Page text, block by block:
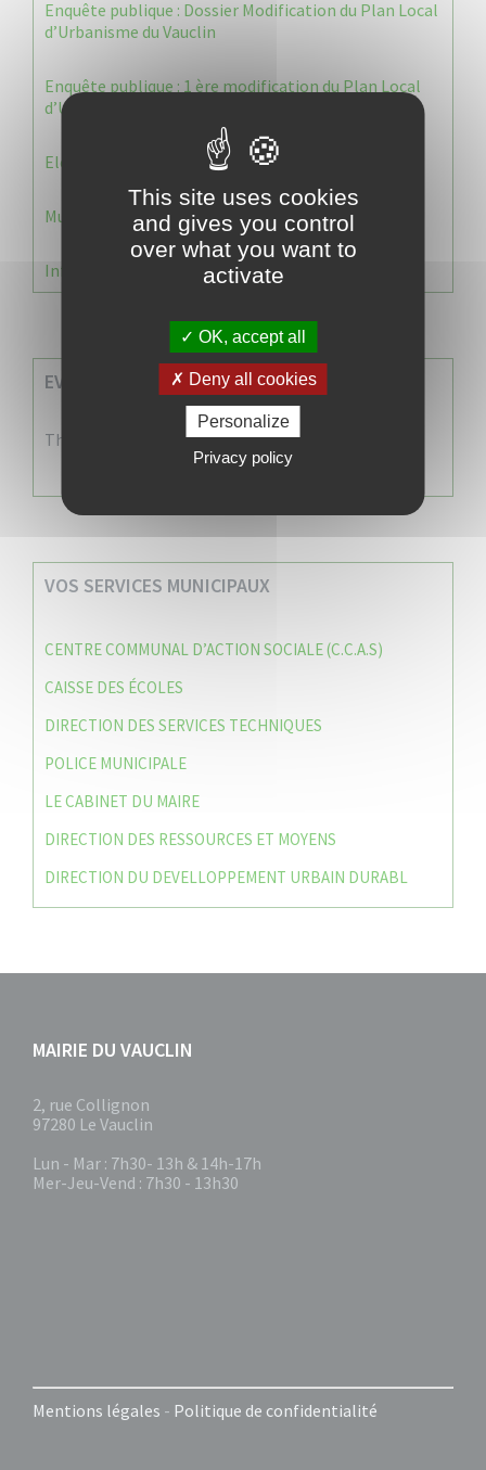
Enquête publique : Dossier Modification du Plan Local
d’Urbanisme du Vauclin
Enquête publique : 1 ère modification du Plan Local
d’Urbanisme (PLU) de la commune du Vauclin.
Election 2026 : Commission de contrôle
Municipale 2026 : Transfert du Bureau de Vote n°2
Information Élections – Carte Électorale
EVENEMENTS A VENIR
There are no events
VOS SERVICES MUNICIPAUX
CENTRE COMMUNAL D’ACTION SOCIALE (C.C.A.S)
CAISSE DES ÉCOLES
DIRECTION DES SERVICES TECHNIQUES
POLICE MUNICIPALE
LE CABINET DU MAIRE
DIRECTION DES RESSOURCES ET MOYENS
DIRECTION DU DEVELLOPPEMENT URBAIN DURABL
MAIRIE DU VAUCLIN
2, rue Collignon
97280 Le Vauclin
Lun - Mar : 7h30- 13h & 14h-17h
Mer-Jeu-Vend : 7h30 - 13h30
Mentions légales - Politique de confidentialité
This site uses cookies
and gives you control
over what you want to
activate
OK, accept all
Deny all cookies
Personalize
Privacy policy